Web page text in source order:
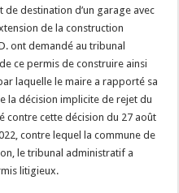
destination d’un garage avec
de la construction
ont demandé au tribunal
ce permis de construire ainsi
laquelle le maire a rapporté sa
la décision implicite de rejet du
contre cette décision du 27 août
contre lequel la commune de
le tribunal administratif a
litigieux.